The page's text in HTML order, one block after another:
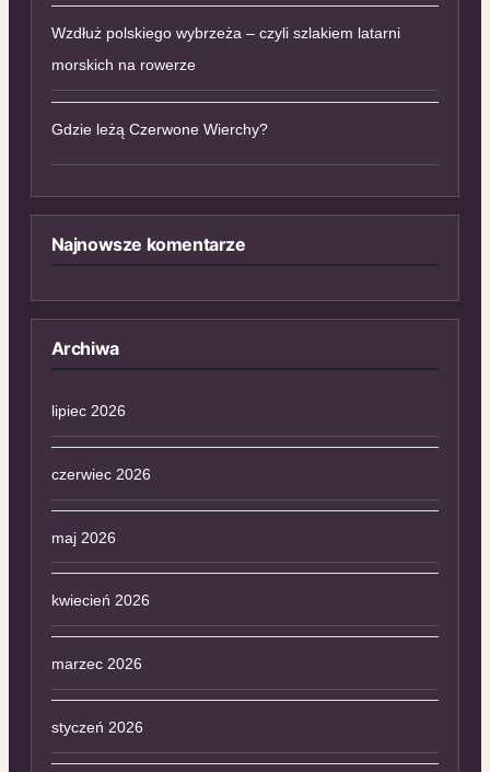
Wzdłuż polskiego wybrzeża – czyli szlakiem latarni
morskich na rowerze
Gdzie leżą Czerwone Wierchy?
Najnowsze komentarze
Archiwa
lipiec 2026
czerwiec 2026
maj 2026
kwiecień 2026
marzec 2026
styczeń 2026